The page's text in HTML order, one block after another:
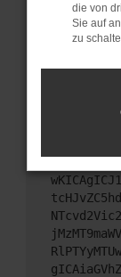
Wende
Wenn
hast,
das
Text
die von
Sie auf
zu